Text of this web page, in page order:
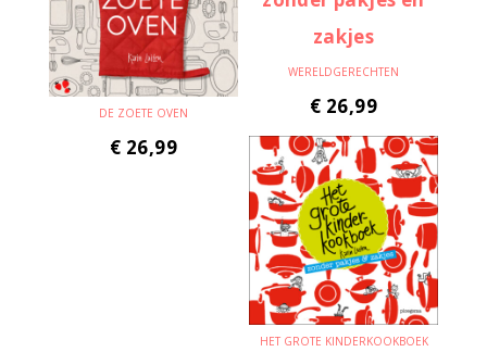
DE ZOETE OVEN
€ 26,99
WERELDGERECHTEN
€ 26,99
HET GROTE KINDERKOOKBOEK